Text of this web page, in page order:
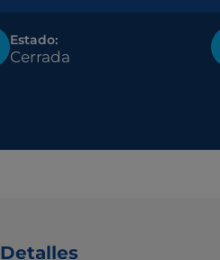
Estado:
Cerrada
Detalles